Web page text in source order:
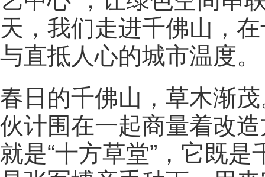
天，我们走进千佛山，
与直抵人心的城市温度。
春日的千佛山，草木渐
伙计围在一起商量着改
就是“十方草堂”，它既